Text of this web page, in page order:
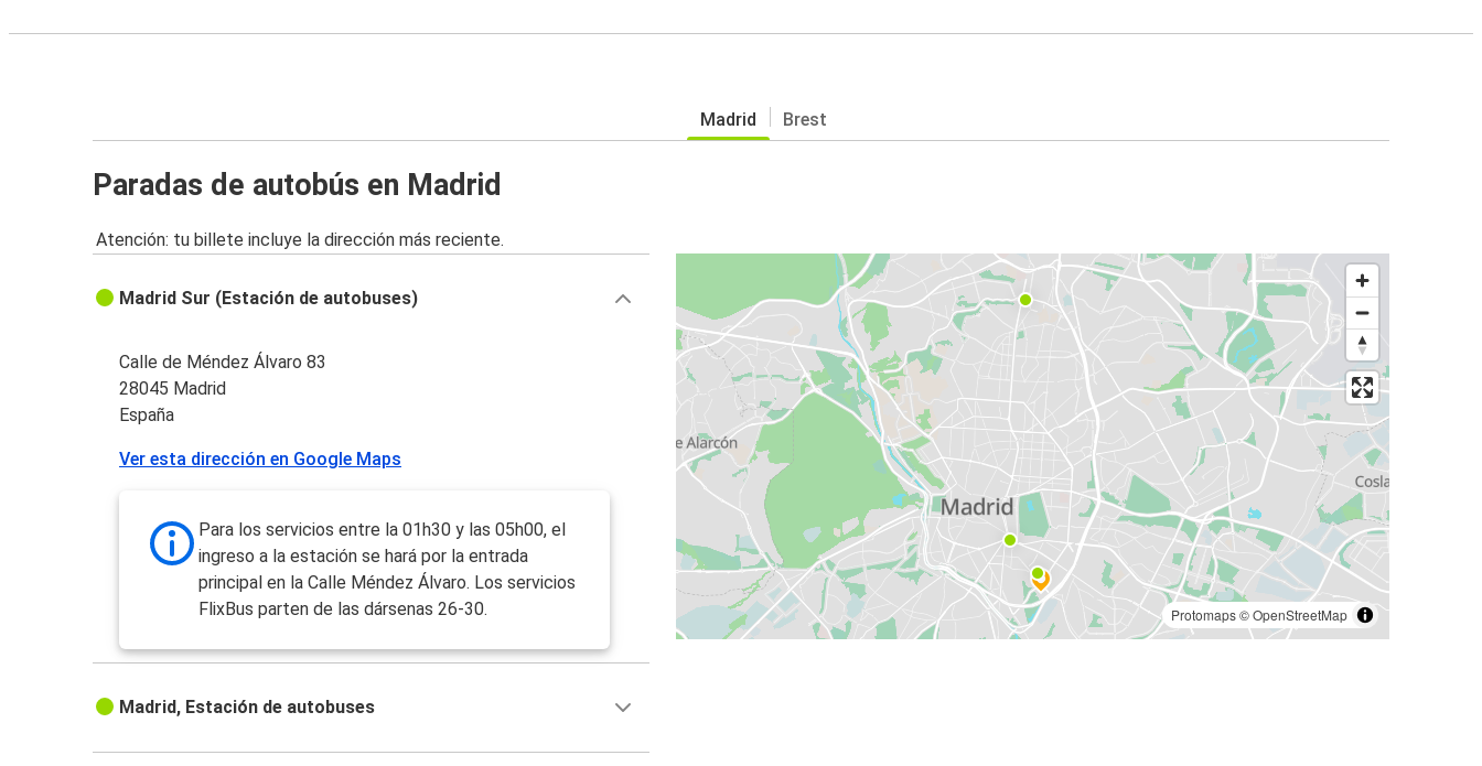
Madrid Brest
Paradas de autobús en Madrid
Atención: tu billete incluye la dirección más reciente.
Protomaps©OpenStreetMap
Madrid Sur (Estación de autobuses)
Calle de Méndez Álvaro 83
28045 Madrid
España
Ver esta dirección en Google Maps
Para los servicios entre la 01h30 y las 05h00, el
ingreso a la estación se hará por la entrada
principal en la Calle Méndez Álvaro. Los servicios
FlixBus parten de las dársenas 26-30.
Madrid, Estación de autobuses